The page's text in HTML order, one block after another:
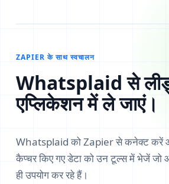
ZAPIER के साथ स्वचालन
Whatsplaid से
एप्लिकेशन में ले जाएं।
Whatsplaid को Zapier से कनेक्ट करें
कैप्चर किए गए डेटा को उन टूल्स में भेजें
ही उपयोग कर रहे हैं।